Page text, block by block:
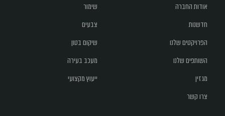
אודות החברה
חדשנות
הפרויקטים שלנו
השותפים שלנו
מגזין
צרו קשר
שימור
צבעים
שיקום בטון
מעכב בעירה
ייעוץ מקצועי